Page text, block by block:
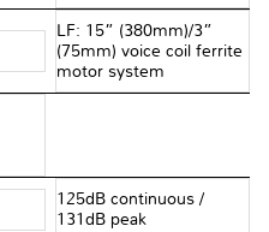
LF: 15” (380mm)/3”
(75mm) voice coil ferrite
motor system
125dB continuous /
131dB peak